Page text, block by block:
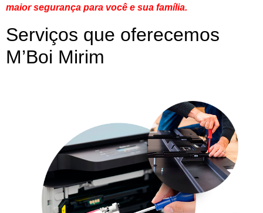
maior segurança para você e sua família.
Serviços que oferecemos
M’Boi Mirim